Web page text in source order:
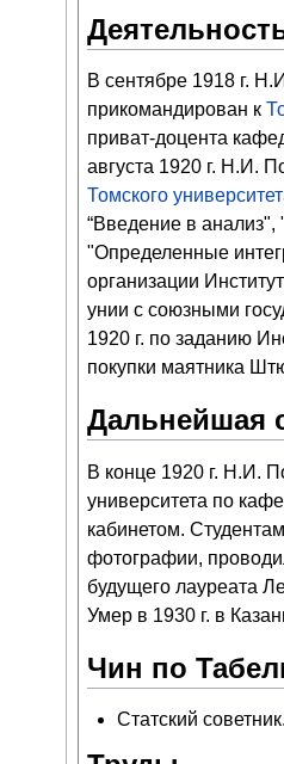
В сентябре 1918 г.
прикомандирован к
приват-доцента
августа 1920 г. Н.И.
Томского
“Введение в
"Определенные
организации
унии с союзными
1920 г. по заданию
покупки маятника
Дальнейшая
В конце 1920 г. Н.И.
университета по
кабинетом.
фотографии,
будущего лауреата
Умер в 1930 г. в
Чин по
Статский